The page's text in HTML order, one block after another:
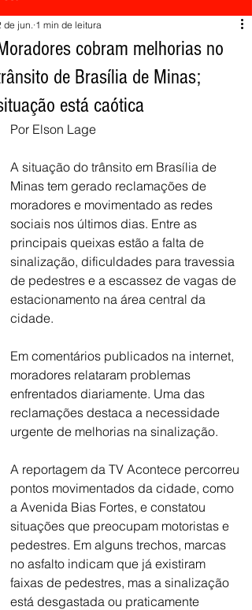
cobram melhorias no
de Brasília de Minas;
está caótica
de jun. 1 min de leitura
Por Elson Lage
A situação do trânsito em Brasília de
Minas tem gerado reclamações de
moradores e movimentado as redes
sociais nos últimos dias. Entre as
principais queixas estão a falta de
sinalização, dificuldades para travessia
de pedestres e a escassez de vagas de
estacionamento na área central da
cidade.
Em comentários publicados na internet,
moradores relataram problemas
enfrentados diariamente. Uma das
reclamações destaca a necessidade
urgente de melhorias na sinalização.
A reportagem da TV Acontece percorreu
pontos movimentados da cidade, como
a Avenida Bias Fortes, e constatou
situações que preocupam motoristas e
pedestres. Em alguns trechos, marcas
no asfalto indicam que já existiram
faixas de pedestres, mas a sinalização
está desgastada ou praticamente